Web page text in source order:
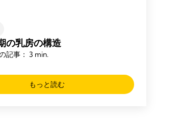
の乳房の構造
記事： 3 min.
もっと読む